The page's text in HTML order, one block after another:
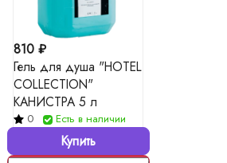
810 ₽
Гель для душа "HOTEL
COLLECTION"
КАНИСТРА 5 л
0 Есть в наличии
Купить